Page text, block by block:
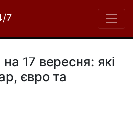
7
17 вересня: які
євро та